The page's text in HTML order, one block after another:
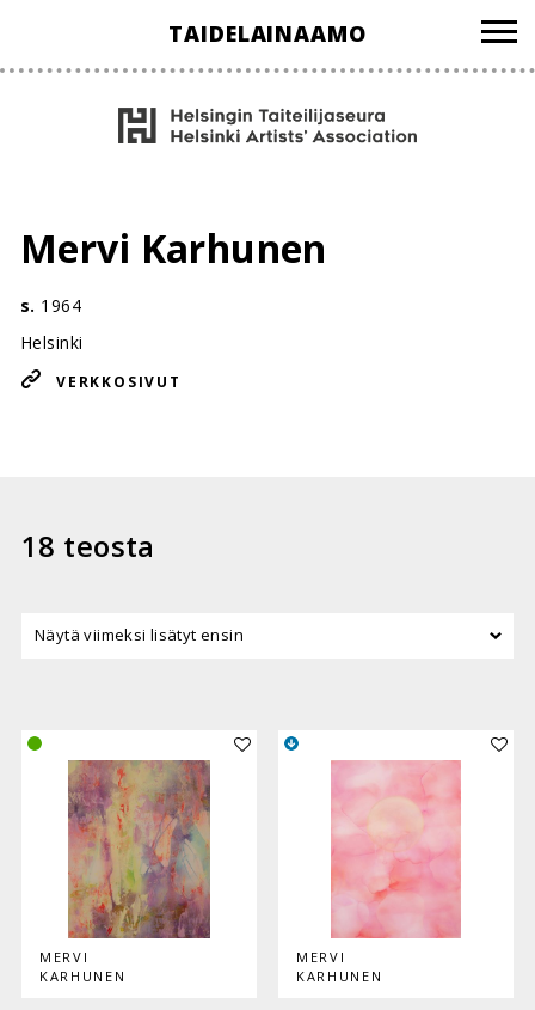
TAIDELAINAAMO
Mervi Karhunen
s. 1964
Helsinki
VERKKOSIVUT
18 teosta
Lisää teos kokoelmaan
MERVI
KARHUNEN
Lisää
MERVI
KARHUNEN